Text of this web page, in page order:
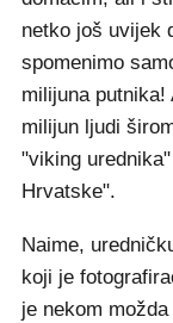
netko još uvijek
spomenimo
milijuna
milijun ljudi
"viking
Hrvatske".
Naime,
koji je
je nekom